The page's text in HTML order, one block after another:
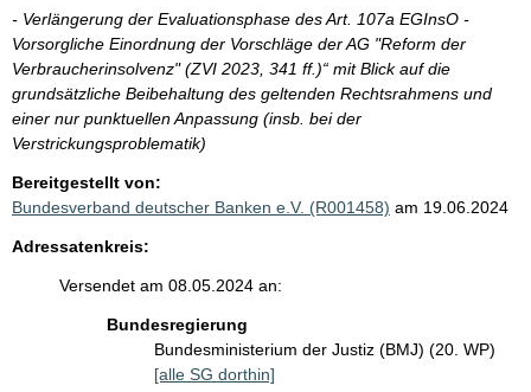
- Verlängerung der Evaluationsphase des Art. 107a EGInsO -
Vorsorgliche Einordnung der Vorschläge der AG "Reform der
Verbraucherinsolvenz" (ZVI 2023, 341 ff.)“ mit Blick auf die
grundsätzliche Beibehaltung des geltenden Rechtsrahmens und
einer nur punktuellen Anpassung (insb. bei der
Verstrickungsproblematik)
Bereitgestellt von:
Bundesverband deutscher Banken e.V. (R001458) am 19.06.2024
Adressatenkreis:
Versendet am 08.05.2024 an:
Bundesregierung
Bundesministerium der Justiz (BMJ) (20. WP)
[alle SG dorthin]